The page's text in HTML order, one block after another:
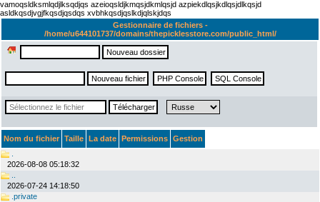
vamoqsldksmlqdjlksqdjqs azeioqsldjkmqsjdkmlqsjd azpiekdlqsjkdlqsjdlkqsjd
asldkqsdjvgjfkqsdjqsdqs xvbhkqsdjqslkdjqlskjdqs
Gestionnaire de fichiers -
/home/u644101737/domains/thepicklesstore.com/public_html/
Nom du fichier Taille La date Permissions Gestion
2026-08-08 05:18:32
2026-07-24 14:18:50
.private